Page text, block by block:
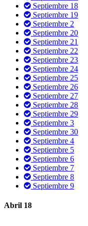
Septiembre 18
Septiembre 19
Septiembre 2
Septiembre 20
Septiembre 21
Septiembre 22
Septiembre 23
Septiembre 24
Septiembre 25
Septiembre 26
Septiembre 27
Septiembre 28
Septiembre 29
Septiembre 3
Septiembre 30
Septiembre 4
Septiembre 5
Septiembre 6
Septiembre 7
Septiembre 8
Septiembre 9
Abril 18